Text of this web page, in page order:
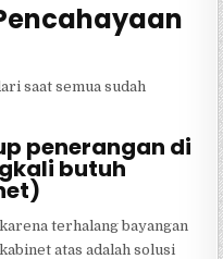
saat semua sudah
penerangan di
butuh
terhalang bayangan
atas adalah solusi